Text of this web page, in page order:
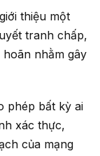
thiệu một
tranh chấp,
nhằm gây
phép bất kỳ ai
xác thực,
của mạng